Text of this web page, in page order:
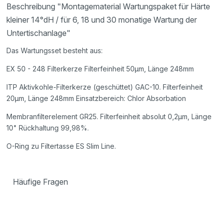
Beschreibung "Montagematerial Wartungspaket für Härte
kleiner 14°dH / für 6, 18 und 30 monatige Wartung der
Untertischanlage"
Das Wartungsset besteht aus:
EX 50 - 248 Filterkerze Filterfeinheit 50µm, Länge 248mm
ITP Aktivkohle-Filterkerze (geschüttet) GAC-10. Filterfeinheit
20µm, Länge 248mm Einsatzbereich: Chlor Absorbation
Membranfilterelement GR25. Filterfeinheit absolut 0,2µm, Länge
10" Rückhaltung 99,98%.
O-Ring zu Filtertasse ES Slim Line.
Häufige Fragen